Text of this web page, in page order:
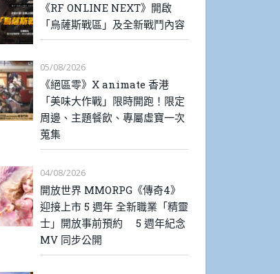
《RF ONLINE NEXT》開啟
「烏薩斯戰區」及全新戰鬥內容
05/08/2026
《絕區零》X animate 香港
「美味大作戰」限時開跑！限定
周邊、主題餐飲、專屬虛寶一次
蒐集
04/08/2026
開放世界 MMORPG《傳奇4》
迎接上市 5 週年 全新職業「精靈
士」開放事前預約 5 週年紀念
MV 同步公開